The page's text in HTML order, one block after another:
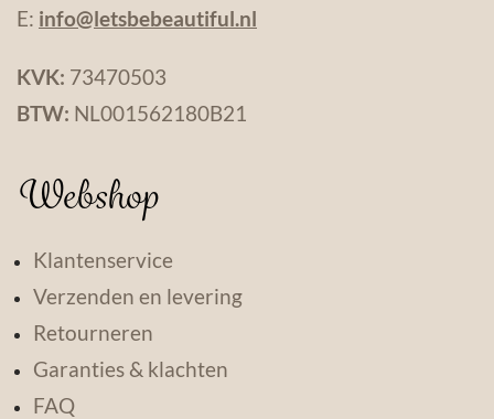
E: info@letsbebeautiful.nl
KVK: 73470503
BTW: NL001562180B21
Webshop
Klantenservice
Verzenden en levering
Retourneren
Garanties & klachten
FAQ